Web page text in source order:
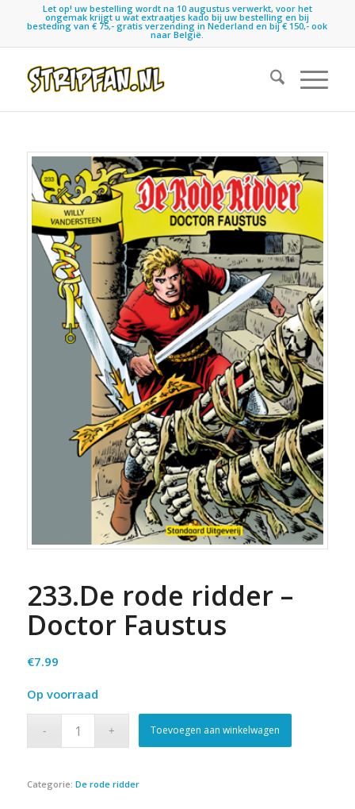
Let op! uw bestelling wordt na 10 augustus verwerkt, voor het
ongemak krijgt u wat extraatjes kado bij uw bestelling en bij
besteding van € 75,- gratis verzending in Nederland en bij € 150,- ook
naar België.
233.De rode ridder –
Doctor Faustus
€7.99
Op voorraad
Toevoegen aan winkelwagen
Categorie: De rode ridder